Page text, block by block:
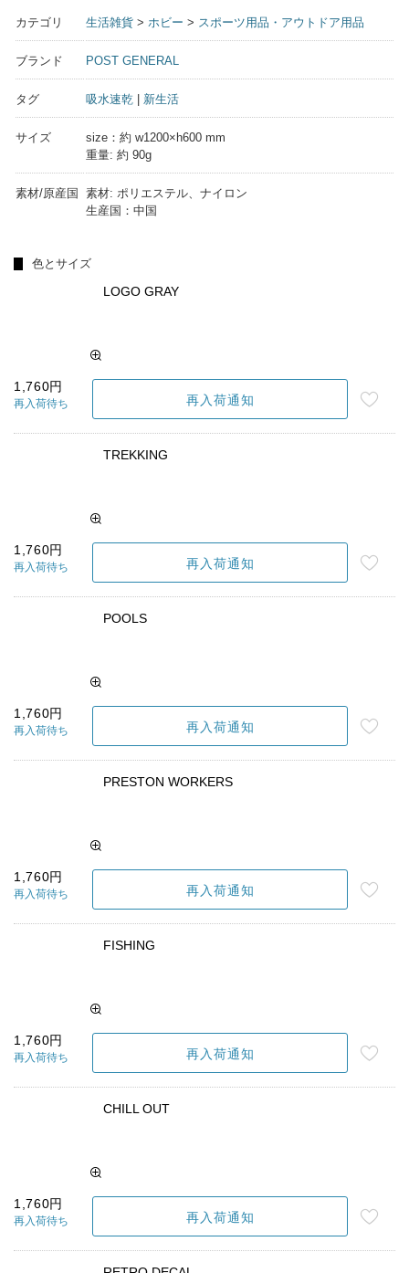
カテゴリ 生活雑貨 > ホビー > スポーツ用品・アウトドア用品
ブランド POST GENERAL
タグ 吸水速乾 新生活
サイズ
size：約 w1200×h600 mm
重量: 約 90g
素材/原産国
素材: ポリエステル、ナイロン
生産国：中国
色とサイズ
LOGO GRAY
1,760円
再入荷待ち 再入荷通知
TREKKING
1,760円
再入荷待ち 再入荷通知
POOLS
1,760円
再入荷待ち 再入荷通知
PRESTON WORKERS
1,760円
再入荷待ち 再入荷通知
FISHING
1,760円
再入荷待ち 再入荷通知
CHILL OUT
1,760円
再入荷待ち 再入荷通知